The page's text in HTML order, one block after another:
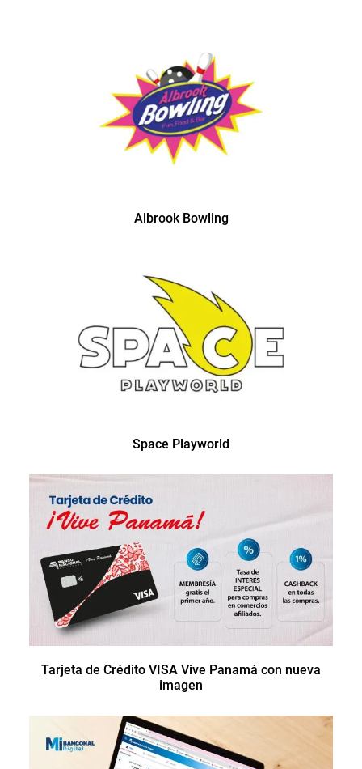
Albrook Bowling
Space Playworld
Tarjeta de Crédito VISA Vive Panamá con nueva
imagen